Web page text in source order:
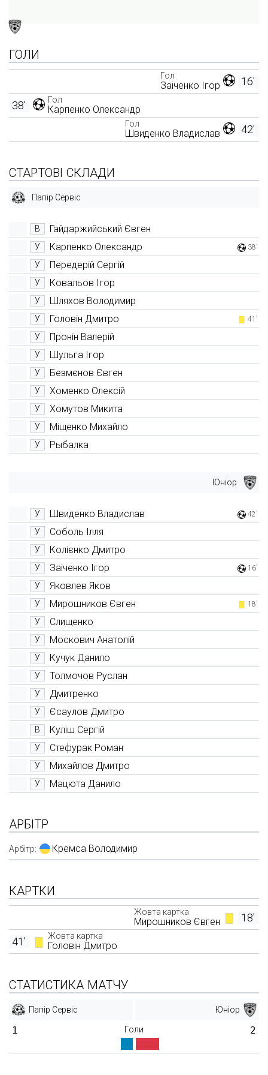
ГОЛИ
16'
Гол
Заіченко Ігор
Гол
Карпенко Олександр
38'
42'
Гол
Швиденко Владислав
СТАРТОВІ СКЛАДИ
Папір Сервіс
В Гайдаржийський Євген
У Карпенко Олександр 38'
У Передерій Сергій
У Ковальов Ігор
У Шляхов Володимир
У Головін Дмитро 41'
У Пронін Валерій
У Шульга Ігор
У Безмєнов Євген
У Хоменко Олексій
У Хомутов Микита
У Міщенко Михайло
У Рыбалка
Юніор
У Швиденко Владислав 42'
У Соболь Ілля
У Колієнко Дмитро
У Заіченко Ігор 16'
У Яковлев Яков
У Мирошников Євген 18'
У Слищенко
У Москович Анатолій
У Кучук Данило
У Толмочов Руслан
У Дмитренко
У Єсаулов Дмитро
В Куліш Сергій
У Стефурак Роман
У Михайлов Дмитро
У Мацюта Данило
АРБІТР
Арбітр: Кремса Володимир
КАРТКИ
18'
Жовта картка
Мирошников Євген
Жовта картка
Головін Дмитро
41'
СТАТИСТИКА МАТЧУ
Папір Сервіс Юніор
1 Голи 2